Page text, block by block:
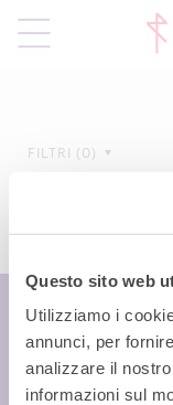
Questo sito web
Utilizziamo i
annunci, per
analizzare il
informazioni sul
FILTRI 0